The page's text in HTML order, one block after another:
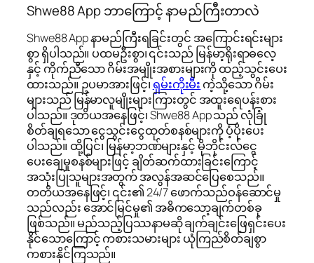
Shwe88 App ဘာကြောင့် နာမည်ကြီးတာလဲ
Shwe88 App နာမည်ကြီးရခြင်းတွင် အကြောင်းရင်းများ
စွာ ရှိပါသည်။ ပထမဦးစွာ၊ ၎င်းသည် မြန်မာ့ရိုးရာဓလေ့
နှင့် ကိုက်ညီသော ဂိမ်းအမျိုးအစားများကို ထည့်သွင်းပေး
ထားသည်။ ဥပမာအားဖြင့်၊ ရှမ်းကိုးမီး ကဲ့သို့သော ဂိမ်း
များသည် မြန်မာလူမျိုးများကြားတွင် အထူးရေပန်းစား
ပါသည်။ ဒုတိယအနေဖြင့်၊ Shwe88 App သည် လုံခြုံ
စိတ်ချရသော ငွေသွင်းငွေထုတ်စနစ်များကို ပံ့ပိုးပေး
ပါသည်။ ထို့ပြင်၊ မြန်မာ့ဘဏ်များနှင့် မိုဘိုင်းလ်ငွေ
ပေးချေမှုစနစ်များဖြင့် ချိတ်ဆက်ထားခြင်းကြောင့်
အသုံးပြုသူများအတွက် အလွန်အဆင်ပြေစေသည်။
တတိယအနေဖြင့်၊ ၎င်း၏ 24/7 ဖောက်သည်ဝန်ဆောင်မှု
သည်လည်း အောင်မြင်မှု၏ အဓိကသော့ချက်တစ်ခု
ဖြစ်သည်။ မည်သည့်ပြဿနာမဆို ချက်ချင်းဖြေရှင်းပေး
နိုင်သောကြောင့် ကစားသမားများ ယုံကြည်စိတ်ချစွာ
ကစားနိုင်ကြသည်။